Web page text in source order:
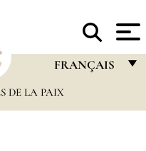
FRANÇAIS
FRANÇAIS
DE LA PAIX